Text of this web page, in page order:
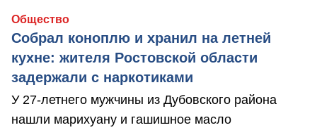
Общество
Собрал коноплю и хранил на летней
кухне: жителя Ростовской области
задержали с наркотиками
У 27-летнего мужчины из Дубовского района
нашли марихуану и гашишное масло